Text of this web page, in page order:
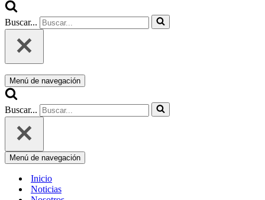
Buscar...
Menú de navegación
Buscar...
Menú de navegación
Inicio
Noticias